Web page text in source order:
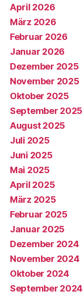
April 2026
März 2026
Februar 2026
Januar 2026
Dezember 2025
November 2025
Oktober 2025
September 2025
August 2025
Juli 2025
Juni 2025
Mai 2025
April 2025
März 2025
Februar 2025
Januar 2025
Dezember 2024
November 2024
Oktober 2024
September 2024